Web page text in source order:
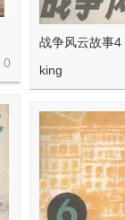
0
战争风云故事
king